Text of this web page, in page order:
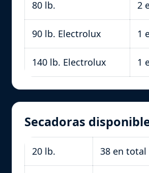
80 lb. 2
90 lb. Electrolux 1
140 lb. Electrolux 1
Secadoras
20 lb. 38 en total